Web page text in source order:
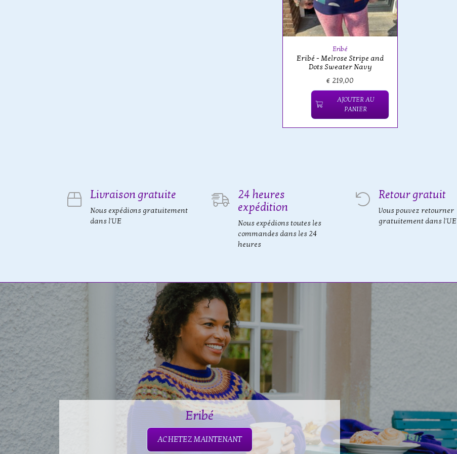
Eribé
Eribé - Melrose Stripe and
Dots Sweater Navy
€ 219,00
AJOUTER AU
PANIER
Livraison gratuite
Nous expédions gratuitement
dans l'UE
24 heures
expédition
Nous expédions toutes les
commandes dans les 24
heures
Retour gratuit
Vous pouvez retourner
gratuitement dans l'UE
Eribé
ACHETEZ MAINTENANT